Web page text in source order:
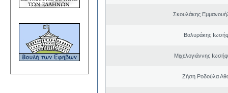
Σκουλάκης
Βαλυράκης
Μιχελογιάννης
Ζήση Ροδούλα